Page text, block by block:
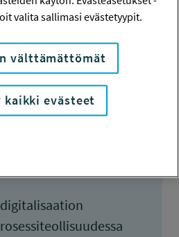
valita sallimasi evästetyypit.
välttämättömät
kaikki evästeet